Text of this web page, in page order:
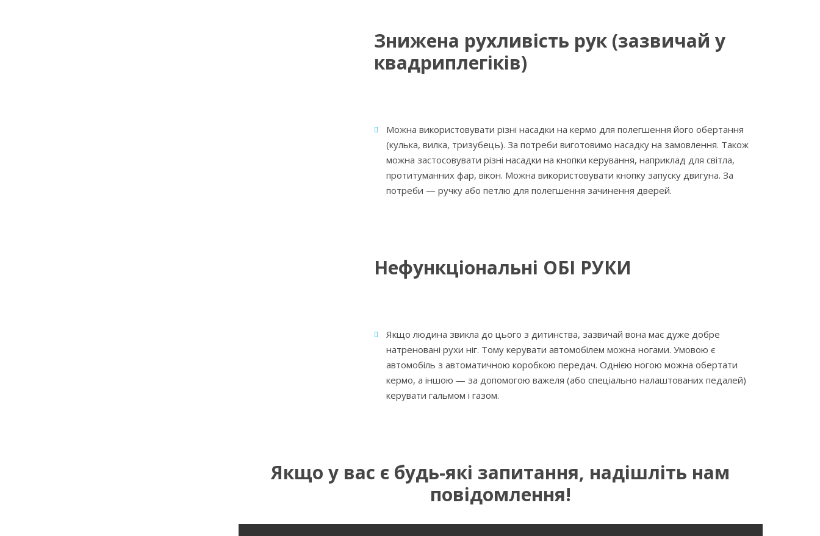
Знижена рухливість рук (зазвичай у
квадриплегіків)
Можна використовувати різні насадки на кермо для полегшення його обертання
(кулька, вилка, тризубець). За потреби виготовимо насадку на замовлення. Також
можна застосовувати різні насадки на кнопки керування, наприклад для світла,
протитуманних фар, вікон. Можна використовувати кнопку запуску двигуна. За
потреби — ручку або петлю для полегшення зачинення дверей.
Нефункціональні ОБІ РУКИ
Якщо людина звикла до цього з дитинства, зазвичай вона має дуже добре
натреновані рухи ніг. Тому керувати автомобілем можна ногами. Умовою є
автомобіль з автоматичною коробкою передач. Однією ногою можна обертати
кермо, а іншою — за допомогою важеля (або спеціально налаштованих педалей)
керувати гальмом і газом.
Якщо у вас є будь-які запитання, надішліть нам
повідомлення!